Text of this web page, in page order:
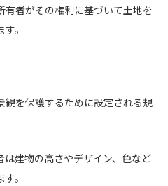
有者がその権利に基づいて土地を
。
観を保護するために設定される規
は建物の高さやデザイン、色など
。